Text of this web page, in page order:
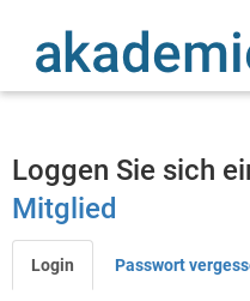
Inhalt
Loggen Sie sich
Mitglied
Primäre
Login Passwort